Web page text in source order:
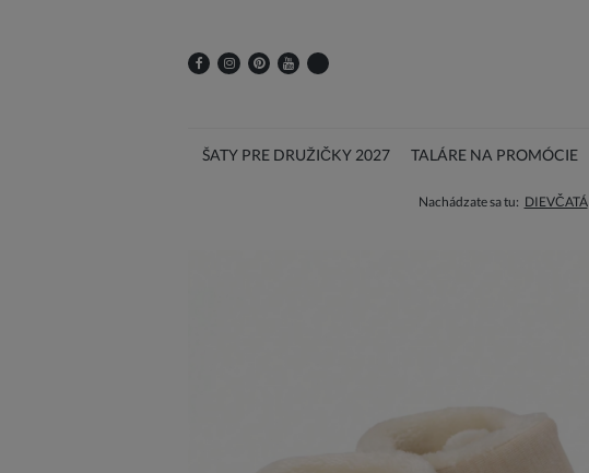
ŠATY PRE DRUŽIČKY 2027 TALÁRE NA PROMÓCIE
Nachádzate sa tu: DIEVČATÁ